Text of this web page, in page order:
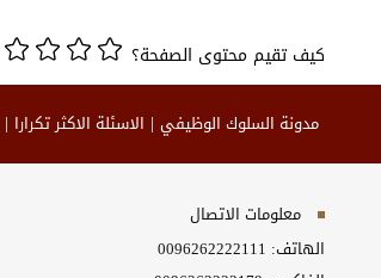
كيف تقيم محتوى الصفحة؟
مدونة السلوك الوظيفي الاسئلة الاكثر تكرارا
معلومات الاتصال
الهاتف: 0096262222111